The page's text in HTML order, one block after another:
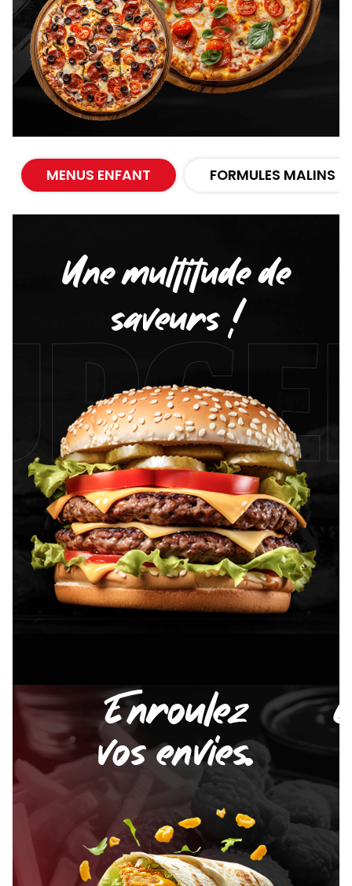
MENUS ENFANT FORMULES MALINS
Une multitude de
saveurs !
Enroulez
vos envies.